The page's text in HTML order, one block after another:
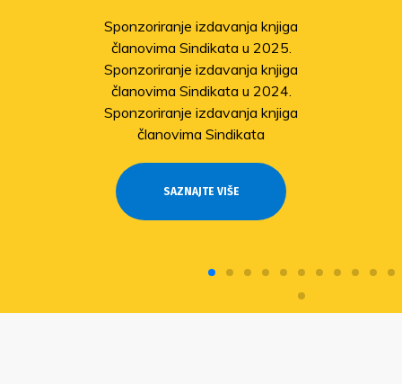
Sponzoriranje izdavanja knjiga
članovima Sindikata u 2025.
Sponzoriranje izdavanja knjiga
članovima Sindikata u 2024.
Sponzoriranje izdavanja knjiga
članovima Sindikata
SAZNAJTE VIŠE